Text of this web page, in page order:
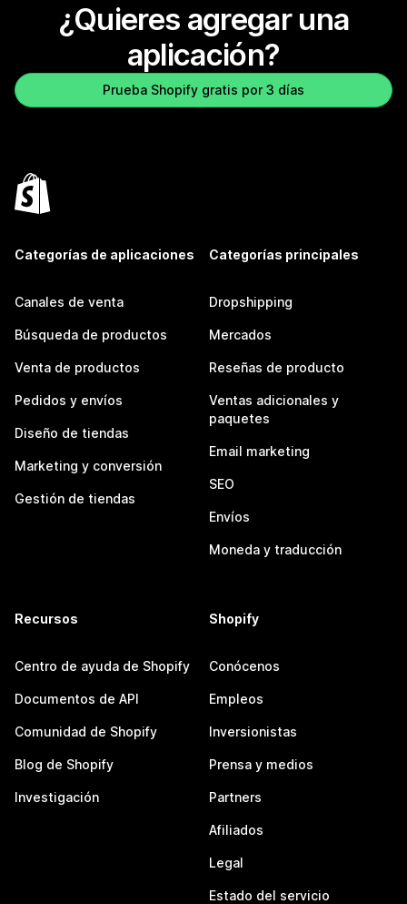
¿Quieres agregar una
aplicación?
Prueba Shopify gratis por 3 días
Categorías de aplicaciones
Canales de venta
Búsqueda de productos
Venta de productos
Pedidos y envíos
Diseño de tiendas
Marketing y conversión
Gestión de tiendas
Categorías principales
Dropshipping
Mercados
Reseñas de producto
Ventas adicionales y
paquetes
Email marketing
SEO
Envíos
Moneda y traducción
Recursos
Centro de ayuda de Shopify
Documentos de API
Comunidad de Shopify
Blog de Shopify
Investigación
Shopify
Conócenos
Empleos
Inversionistas
Prensa y medios
Partners
Afiliados
Legal
Estado del servicio